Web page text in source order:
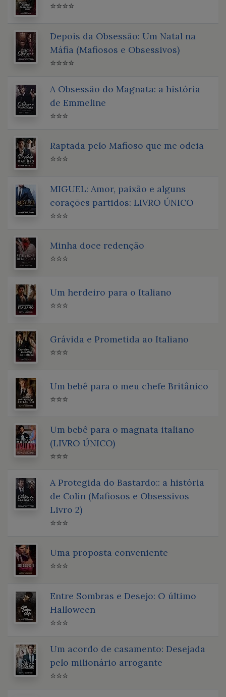
⭐⭐⭐⭐
Depois da Obsessão: Um Natal na
Máfia (Mafiosos e Obsessivos)
⭐⭐⭐⭐
A Obsessão do Magnata: a história
de Emmeline
⭐⭐⭐
Raptada pelo Mafioso que me odeia
⭐⭐⭐
MIGUEL: Amor, paixão e alguns
corações partidos: LIVRO ÚNICO
⭐⭐⭐
Minha doce redenção
⭐⭐⭐
Um herdeiro para o Italiano
⭐⭐⭐
Grávida e Prometida ao Italiano
⭐⭐⭐
Um bebê para o meu chefe Britânico
⭐⭐⭐
Um bebê para o magnata italiano
(LIVRO ÚNICO)
⭐⭐⭐
A Protegida do Bastardo:: a história
de Colin (Mafiosos e Obsessivos
Livro 2)
⭐⭐⭐
Uma proposta conveniente
⭐⭐⭐
Entre Sombras e Desejo: O último
Halloween
⭐⭐⭐
Um acordo de casamento: Desejada
pelo milionário arrogante
⭐⭐⭐